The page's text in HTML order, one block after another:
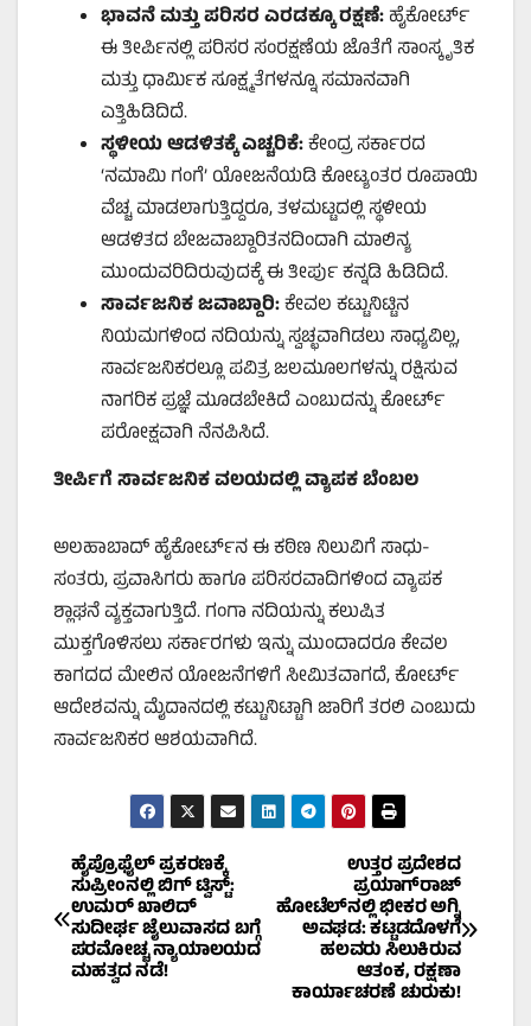
ಭಾವನೆ ಮತ್ತು ಪರಿಸರ ಎರಡಕ್ಕೂ ರಕ್ಷಣೆ:ಹೈಕೋರ್ಟ್
ಈ ತೀರ್ಪಿನಲ್ಲಿ ಪರಿಸರ ಸಂರಕ್ಷಣೆಯ ಜೊತೆಗೆ ಸಾಂಸ್ಕೃತಿಕ
ಮತ್ತು ಧಾರ್ಮಿಕ ಸೂಕ್ಷ್ಮತೆಗಳನ್ನೂ ಸಮಾನವಾಗಿ
ಎತ್ತಿಹಿಡಿದಿದೆ.
ಸ್ಥಳೀಯ ಆಡಳಿತಕ್ಕೆ ಎಚ್ಚರಿಕೆ:ಕೇಂದ್ರ ಸರ್ಕಾರದ
‘ನಮಾಮಿ ಗಂಗೆ’ ಯೋಜನೆಯಡಿ ಕೋಟ್ಯಂತರ ರೂಪಾಯಿ
ವೆಚ್ಚ ಮಾಡಲಾಗುತ್ತಿದ್ದರೂ, ತಳಮಟ್ಟದಲ್ಲಿ ಸ್ಥಳೀಯ
ಆಡಳಿತದ ಬೇಜವಾಬ್ದಾರಿತನದಿಂದಾಗಿ ಮಾಲಿನ್ಯ
ಮುಂದುವರಿದಿರುವುದಕ್ಕೆ ಈ ತೀರ್ಪು ಕನ್ನಡಿ ಹಿಡಿದಿದೆ.
ಸಾರ್ವಜನಿಕ ಜವಾಬ್ದಾರಿ:ಕೇವಲ ಕಟ್ಟುನಿಟ್ಟಿನ
ನಿಯಮಗಳಿಂದ ನದಿಯನ್ನು ಸ್ವಚ್ಛವಾಗಿಡಲು ಸಾಧ್ಯವಿಲ್ಲ,
ಸಾರ್ವಜನಿಕರಲ್ಲೂ ಪವಿತ್ರ ಜಲಮೂಲಗಳನ್ನು ರಕ್ಷಿಸುವ
ನಾಗರಿಕ ಪ್ರಜ್ಞೆ ಮೂಡಬೇಕಿದೆ ಎಂಬುದನ್ನು ಕೋರ್ಟ್
ಪರೋಕ್ಷವಾಗಿ ನೆನಪಿಸಿದೆ.
ತೀರ್ಪಿಗೆ ಸಾರ್ವಜನಿಕ ವಲಯದಲ್ಲಿ ವ್ಯಾಪಕ ಬೆಂಬಲ
ಅಲಹಾಬಾದ್ ಹೈಕೋರ್ಟ್‌ನ ಈ ಕಠಿಣ ನಿಲುವಿಗೆ ಸಾಧು-
ಸಂತರು, ಪ್ರವಾಸಿಗರು ಹಾಗೂ ಪರಿಸರವಾದಿಗಳಿಂದ ವ್ಯಾಪಕ
ಶ್ಲಾಘನೆ ವ್ಯಕ್ತವಾಗುತ್ತಿದೆ. ಗಂಗಾ ನದಿಯನ್ನು ಕಲುಷಿತ
ಮುಕ್ತಗೊಳಿಸಲು ಸರ್ಕಾರಗಳು ಇನ್ನು ಮುಂದಾದರೂ ಕೇವಲ
ಕಾಗದದ ಮೇಲಿನ ಯೋಜನೆಗಳಿಗೆ ಸೀಮಿತವಾಗದೆ, ಕೋರ್ಟ್
ಆದೇಶವನ್ನು ಮೈದಾನದಲ್ಲಿ ಕಟ್ಟುನಿಟ್ಟಾಗಿ ಜಾರಿಗೆ ತರಲಿ ಎಂಬುದು
ಸಾರ್ವಜನಿಕರ ಆಶಯವಾಗಿದೆ.
Post
navigation
ಉತ್ತರ ಪ್ರದೇಶದ
ಪ್ರಯಾಗ್‌ರಾಜ್
ಹೋಟೆಲ್‌ನಲ್ಲಿ ಭೀಕರ ಅಗ್ನಿ
ಅವಘಡ: ಕಟ್ಟಡದೊಳಗೆ
ಹಲವರು ಸಿಲುಕಿರುವ
ಆತಂಕ, ರಕ್ಷಣಾ
ಕಾರ್ಯಾಚರಣೆ ಚುರುಕು!
ಹೈಪ್ರೊಫೈಲ್ ಪ್ರಕರಣಕ್ಕೆ
ಸುಪ್ರೀಂನಲ್ಲಿ ಬಿಗ್ ಟ್ವಿಸ್ಟ್:
ಉಮರ್ ಖಾಲಿದ್
ಸುದೀರ್ಘ ಜೈಲುವಾಸದ ಬಗ್ಗೆ
ಪರಮೋಚ್ಚ ನ್ಯಾಯಾಲಯದ
ಮಹತ್ವದ ನಡೆ!